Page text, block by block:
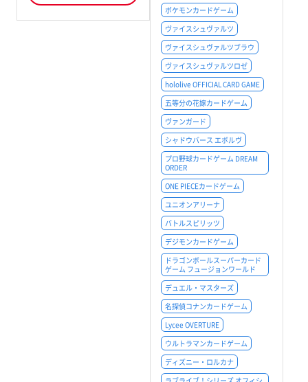
ポケモンカードゲーム
ヴァイスシュヴァルツ
ヴァイスシュヴァルツブラウ
ヴァイスシュヴァルツロゼ
hololive OFFICIAL CARD GAME
五等分の花嫁カードゲーム
ヴァンガード
シャドウバース エボルヴ
プロ野球カードゲーム DREAM
ORDER
ONE PIECEカードゲーム
ユニオンアリーナ
バトルスピリッツ
デジモンカードゲーム
ドラゴンボールスーパーカード
ゲーム フュージョンワールド
デュエル・マスターズ
名探偵コナンカードゲーム
Lycee OVERTURE
ウルトラマンカードゲーム
ディズニー・ロルカナ